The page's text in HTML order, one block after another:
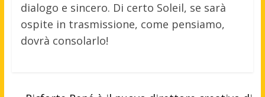
dialogo e sincero. Di certo Soleil, se sarà
ospite in trasmissione, come pensiamo,
dovrà consolarlo!